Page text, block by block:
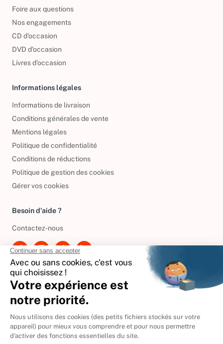
Foire aux questions
Nos engagements
CD d'occasion
DVD d'occasion
Livres d’occasion
Informations légales
Informations de livraison
Conditions générales de vente
Mentions légales
Politique de confidentialité
Conditions de réductions
Politique de gestion des cookies
Gérer vos cookies
Besoin d'aide ?
Contactez-nous
International
🇪🇸 Espagne
🇩🇪Allemagne
🇮🇹 Italie